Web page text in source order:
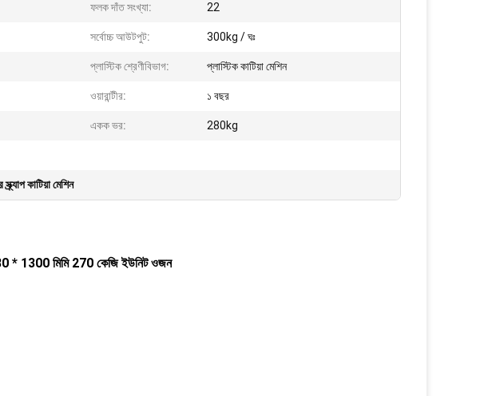
ফলক দাঁত সংখ্যা: 22
সর্বোচ্চ আউটপুট: 300kg / ঘঃ
প্লাস্টিক শ্রেণীবিভাগ: প্লাস্টিক কাটিয়া মেশিন
ওয়ারান্টীর: ১ বছর
একক ভর: 280kg
কাটিয়া মেশিন
* 1300 মিমি 270 কেজি ইউনিট ওজন